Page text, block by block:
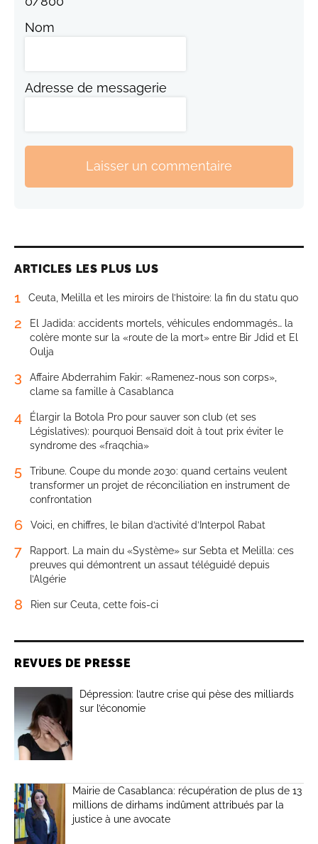
Nom
Adresse de messagerie
Laisser un commentaire
ARTICLES LES PLUS LUS
1 Ceuta, Melilla et les miroirs de l’histoire: la fin du statu quo
2
El Jadida: accidents mortels, véhicules endommagés… la
colère monte sur la «route de la mort» entre Bir Jdid et El
Oulja
3
Affaire Abderrahim Fakir: «Ramenez-nous son corps»,
clame sa famille à Casablanca
4
Élargir la Botola Pro pour sauver son club (et ses
Législatives): pourquoi Bensaïd doit à tout prix éviter le
syndrome des «fraqchia»
5
Tribune. Coupe du monde 2030: quand certains veulent
transformer un projet de réconciliation en instrument de
confrontation
6 Voici, en chiffres, le bilan d’activité d’Interpol Rabat
7
Rapport. La main du «Système» sur Sebta et Melilla: ces
preuves qui démontrent un assaut téléguidé depuis
l’Algérie
8 Rien sur Ceuta, cette fois-ci
REVUES DE PRESSE
Dépression: l’autre crise qui pèse des milliards
sur l’économie
Mairie de Casablanca: récupération de plus de 13
millions de dirhams indûment attribués par la
justice à une avocate